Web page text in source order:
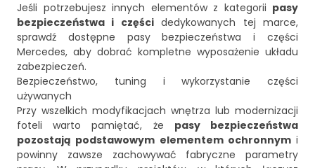
Jeśli potrzebujesz innych elementów z kategorii pasy
bezpieczeństwa i częścidedykowanych tej marce,
sprawdź dostępne pasy bezpieczeństwa i części
Mercedes, aby dobrać kompletne wyposażenie układu
zabezpieczeń.
Bezpieczeństwo, tuning i wykorzystanie części
używanych
Przy wszelkich modyfikacjach wnętrza lub modernizacji
foteli warto pamiętać, że pasy bezpieczeństwa
pozostają podstawowym elementem ochronnymi
powinny zawsze zachowywać fabryczne parametry